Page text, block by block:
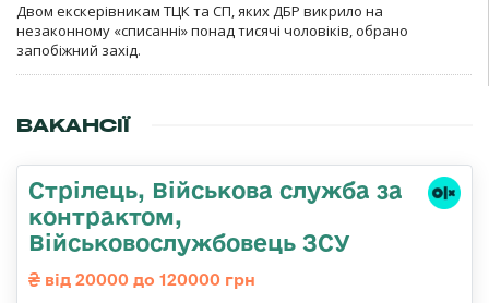
Двом екскерівникам ТЦК та СП, яких ДБР викрило на
незаконному «списанні» понад тисячі чоловіків, обрано
запобіжний захід.
ВАКАНСІЇ
Стрілець, Військова служба за
контрактом,
Військовослужбовець ЗСУ
від 20000 до 120000 грн